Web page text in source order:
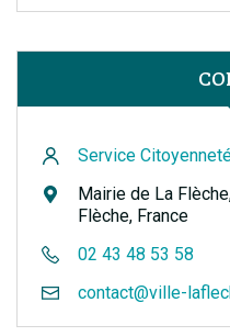
Service
Mairie de La
Flèche, France
02 43 48 53 58
contact@ville-